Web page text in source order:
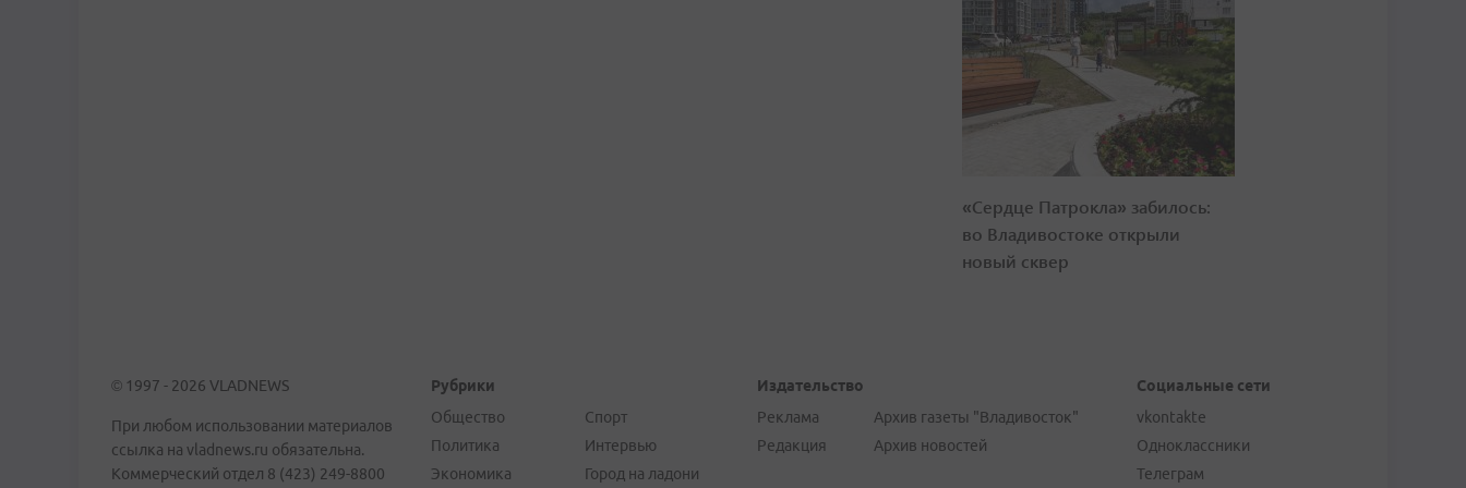
«Сердце Патрокла» забилось:
во Владивостоке открыли
новый сквер
© 1997 - 2026 VLADNEWS
При любом использовании материалов
ссылка на vladnews.ru обязательна.
Коммерческий отдел 8 (423) 249-8800
Рубрики
Общество
Политика
Экономика
Спорт
Интервью
Город на ладони
Издательство
Реклама
Редакция
Архив газеты "Владивосток"
Архив новостей
Социальные сети
vkontakte
Одноклассники
Телеграм